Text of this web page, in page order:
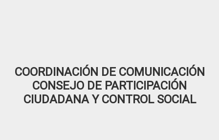
COORDINACIÓN DE COMUNICACIÓN
CONSEJO DE PARTICIPACIÓN
CIUDADANA Y CONTROL SOCIAL